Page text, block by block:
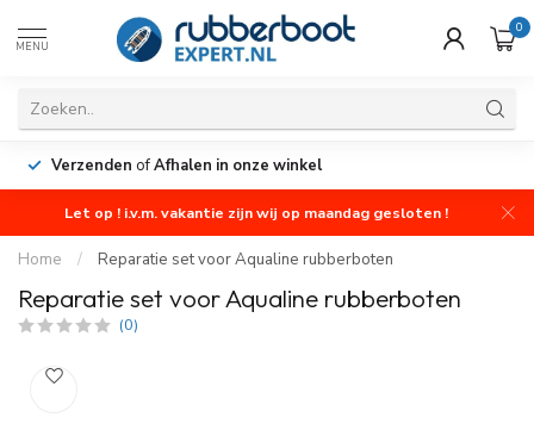
MENU
0
Verzenden ofAfhalen in onze winkel
Let op ! i.v.m. vakantie zijn wij op maandag gesloten !
Home / Reparatie set voor Aqualine rubberboten
Reparatie set voor Aqualine rubberboten
(0)